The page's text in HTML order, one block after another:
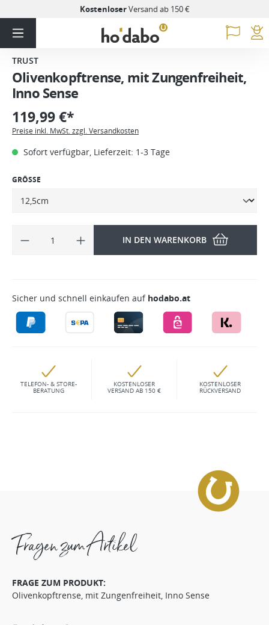
KostenloserVersand ab 150 €
TRUST
Olivenkopftrense, mit Zungenfreiheit,
Inno Sense
119,99 €*
Preise inkl. MwSt. zzgl. Versandkosten
Sofort verfügbar, Lieferzeit: 1-3 Tage
GRÖSSE
IN DEN WARENKORB
Sicher und schnell einkaufen auf hodabo.at
TELEFON- & STORE-
BERATUNG
KOSTENLOSER
VERSAND AB 150 €
KOSTENLOSER
RÜCKVERSAND
Fragen zum Artikel
FRAGE ZUM PRODUKT:
Olivenkopftrense, mit Zungenfreiheit, Inno Sense